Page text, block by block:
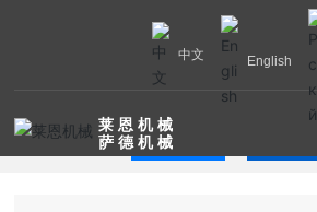
莱 恩 机 械
萨 德 机 械
中文 English
公司新闻